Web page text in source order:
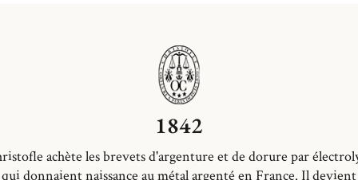
1842
achète les brevets d'argenture et de dorure par
qui donnaient naissance au métal argenté en France. Il devient